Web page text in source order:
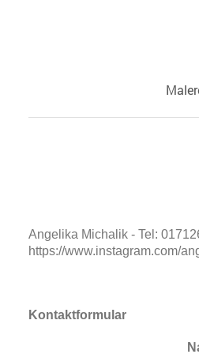
Angelika Michalik - Tel:
https://www.instagram.com/
Kontaktformular